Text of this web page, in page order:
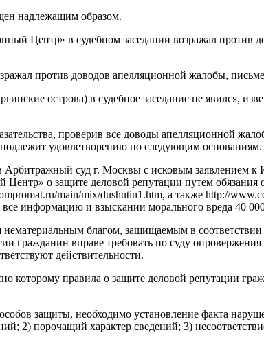
надлежащим образом.
Центр» в судебном заседании возражал против
против доводов апелляционной жалобы,
острова) в судебное заседание не явился,
проверив все доводы апелляционной
удовлетворению по следующим основаниям.
Арбитражный суд г. Москвы с исковым
о защите деловой репутации путем обязания
main/mix/dushutin1.htm, а также http://
все информацию и взыскании морального вреда 40
нематериальным благом, защищаемым в
гражданин вправе требовать по суду
действительности.
которому правила о защите деловой репутации
защиты, необходимо установление факта
2) порочащий характер сведений; 3)